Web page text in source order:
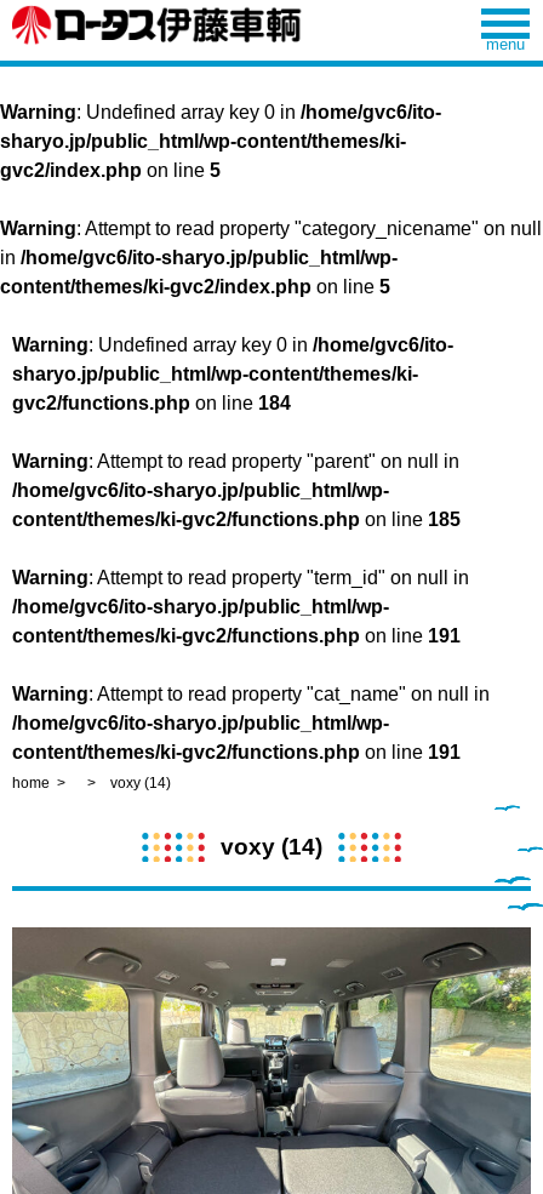
Warning: Undefined array key 0 in /home/gvc6/ito-
sharyo.jp/public_html/wp-content/themes/ki-
gvc2/index.php on line 5
Warning: Attempt to read property "category_nicename" on null
in /home/gvc6/ito-sharyo.jp/public_html/wp-
content/themes/ki-gvc2/index.php on line 5
Warning: Undefined array key 0 in /home/gvc6/ito-
sharyo.jp/public_html/wp-content/themes/ki-
gvc2/functions.php on line 184
Warning: Attempt to read property "parent" on null in
/home/gvc6/ito-sharyo.jp/public_html/wp-
content/themes/ki-gvc2/functions.php on line 185
Warning: Attempt to read property "term_id" on null in
/home/gvc6/ito-sharyo.jp/public_html/wp-
content/themes/ki-gvc2/functions.php on line 191
Warning: Attempt to read property "cat_name" on null in
/home/gvc6/ito-sharyo.jp/public_html/wp-
content/themes/ki-gvc2/functions.php on line 191
home voxy (14)
voxy (14)